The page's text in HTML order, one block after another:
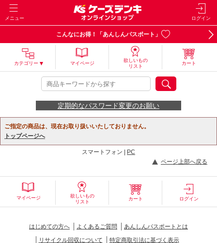
メニュー ログイン
こんなにお得！「あんしんパスポート」
カテゴリー マイページ
欲しいもの
リスト
カート
定期的なパスワード変更のお願い
ご指定の商品は、現在お取り扱いいたしておりません。
トップページへ
スマートフォン |
PC
ページ上部へ戻る
マイページ
欲しいもの
リスト
カート ログイン
はじめての方へ よくあるご質問
あんしんパスポートとは
リサイクル回収について
特定商取引法に基づく表示